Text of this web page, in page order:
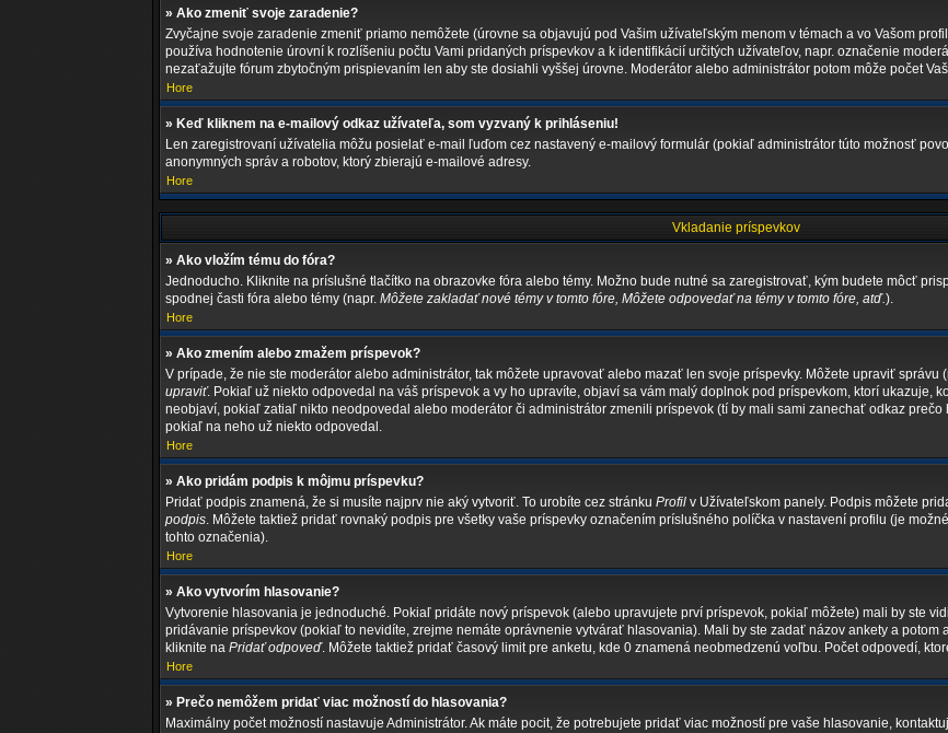
» Ako zmeniť svoje zaradenie?
Zvyčajne svoje zaradenie zmeniť priamo nemôžete (úrovne sa objavujú pod Vašim užívateľským menom v témach a vo Vašom
používa hodnotenie úrovní k rozlíšeniu počtu Vami pridaných príspevkov a k identifikácií určitých užívateľov, napr. označenie
nezaťažujte fórum zbytočným prispievaním len aby ste dosiahli vyššej úrovne. Moderátor alebo administrátor potom môže počet
Hore
» Keď kliknem na e-mailový odkaz užívateľa, som vyzvaný k prihláseniu!
Len zaregistrovaní užívatelia môžu posielať e-mail ľuďom cez nastavený e-mailový formulár (pokiaľ administrátor túto možnosť
anonymných správ a robotov, ktorý zbierajú e-mailové adresy.
Hore
Vkladanie príspevkov
» Ako vložím tému do fóra?
Jednoducho. Kliknite na príslušné tlačítko na obrazovke fóra alebo témy. Možno bude nutné sa zaregistrovať, kým budete môcť
spodnej časti fóra alebo témy (napr. Môžete zakladať nové témy v tomto fóre, Môžete odpovedať na témy v tomto fóre, atď.).
Hore
» Ako zmením alebo zmažem príspevok?
V prípade, že nie ste moderátor alebo administrátor, tak môžete upravovať alebo mazať len svoje príspevky. Môžete upraviť
upraviť. Pokiaľ už niekto odpovedal na váš príspevok a vy ho upravíte, objaví sa vám malý doplnok pod príspevkom, ktorí ukazuje,
neobjaví, pokiaľ zatiaľ nikto neodpovedal alebo moderátor či administrátor zmenili príspevok (tí by mali sami zanechať odkaz
pokiaľ na neho už niekto odpovedal.
Hore
» Ako pridám podpis k môjmu príspevku?
Pridať podpis znamená, že si musíte najprv nie aký vytvoriť. To urobíte cez stránku Profilv Užívateľskom panely. Podpis môžete
podpis. Môžete taktiež pridať rovnaký podpis pre všetky vaše príspevky označením príslušného políčka v nastavení profilu (je
tohto označenia).
Hore
» Ako vytvorím hlasovanie?
Vytvorenie hlasovania je jednoduché. Pokiaľ pridáte nový príspevok (alebo upravujete prví príspevok, pokiaľ môžete) mali by ste
pridávanie príspevkov (pokiaľ to nevidíte, zrejme nemáte oprávnenie vytvárať hlasovania). Mali by ste zadať názov ankety a potom
kliknite na Pridať odpoveď. Môžete taktiež pridať časový limit pre anketu, kde 0 znamená neobmedzenú voľbu. Počet odpovedí,
Hore
» Prečo nemôžem pridať viac možností do hlasovania?
Maximálny počet možností nastavuje Administrátor. Ak máte pocit, že potrebujete pridať viac možností pre vaše hlasovanie,